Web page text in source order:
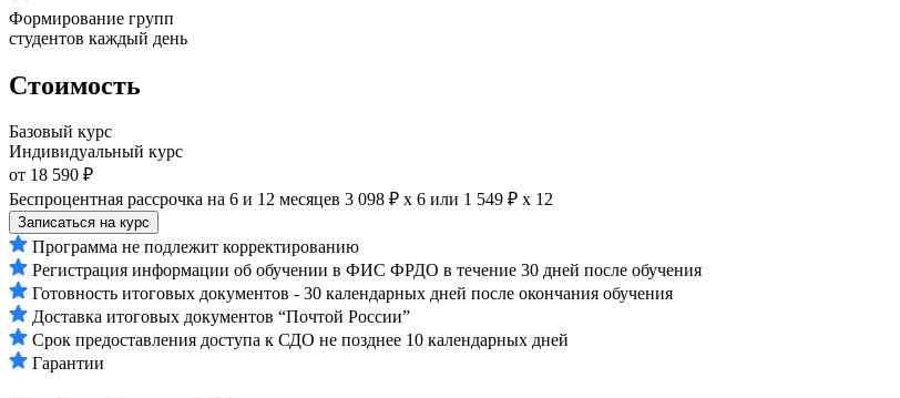
Формирование групп
студентов каждый день
Стоимость
Базовый курс
Индивидуальный курс
от 18 590 ₽
Беспроцентная рассрочка на 6 и 12 месяцев 3 098 ₽ х 6 или 1 549 ₽ х 12
Записаться на курс
Программа не подлежит корректированию
Регистрация информации об обучении в ФИС ФРДО в течение 30 дней после обучения
Готовность итоговых документов - 30 календарных дней после окончания обучения
Доставка итоговых документов “Почтой России”
Срок предоставления доступа к СДО не позднее 10 календарных дней
Гарантии